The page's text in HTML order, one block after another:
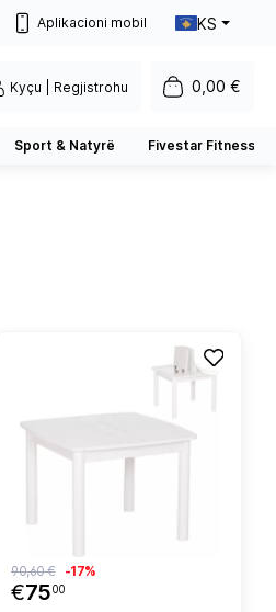
Aplikacioni mobil KS
Kyçu | Regjistrohu 0,00 €
Sport & Natyrë Fivestar Fitness
€7500
90,60 € -17%